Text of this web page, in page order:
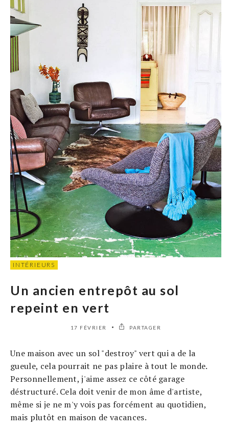
INTÉRIEURS
Un ancien entrepôt au sol
repeint en vert
17 FÉVRIER PARTAGER
Une maison avec un sol "destroy" vert qui a de la
gueule, cela pourrait ne pas plaire à tout le monde.
Personnellement, j'aime assez ce côté garage
déstructuré. Cela doit venir de mon âme d'artiste,
même si je ne m'y vois pas forcément au quotidien,
mais plutôt en maison de vacances.